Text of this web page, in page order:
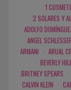
1
2 SOLARES Y
ADOLFO
ANGEL
ARMANI · ARUAL
· BEVERLY
BRITNEY SPEARS ·
CALVIN KLEIN ·